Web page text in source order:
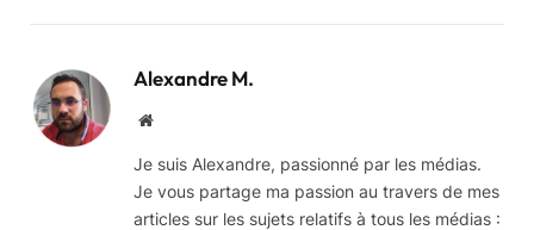
Alexandre M.
Website
Je suis Alexandre, passionné par les médias.
Je vous partage ma passion au travers de mes
articles sur les sujets relatifs à tous les médias :